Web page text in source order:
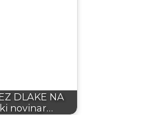
DLAKE NA
novinar…